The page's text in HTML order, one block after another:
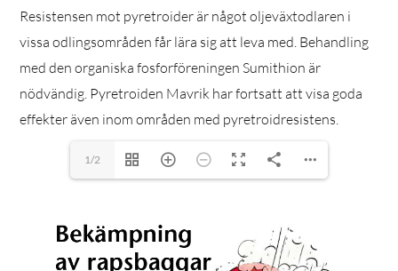
Resistensen mot pyretroider är något oljeväxtodlaren i
vissa odlingsområden får lära sig att leva med. Behandling
med den organiska fosforföreningen Sumithion är
nödvändig. Pyretroiden Mavrik har fortsatt att visa goda
effekter även inom områden med pyretroidresistens.
1/2